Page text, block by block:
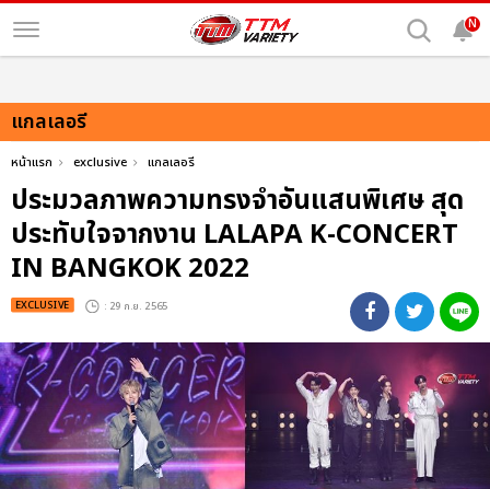
N
แกลเลอรี
หน้าแรก exclusive แกลเลอรี
ประมวลภาพความทรงจำอันแสนพิเศษ สุด
ประทับใจจากงาน LALAPA K-CONCERT
IN BANGKOK 2022
EXCLUSIVE : 29 ก.ย. 2565